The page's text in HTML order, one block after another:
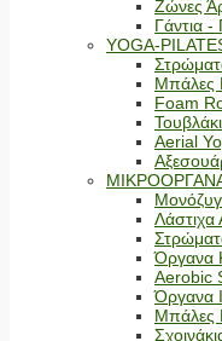
Ζώνες
Γάντια
YOGA-
Μπάλες
Foam
Aerial
Λάστιχα
Όργανα
Aerobic
Όργανα
Μπάλες